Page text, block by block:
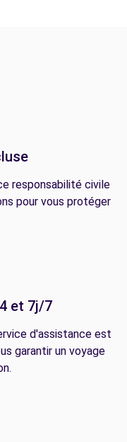
responsabilité civile
pour vous protéger
et 7j/7
d'assistance est
garantir un voyage